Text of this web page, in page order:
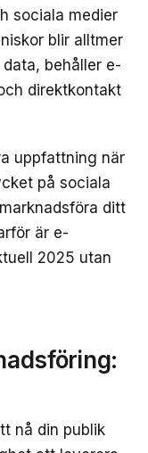
sociala medier
blir alltmer
behåller e-
direktkontakt
uppfattning när
på sociala
ditt
är e-
2025 utan
nå din publik